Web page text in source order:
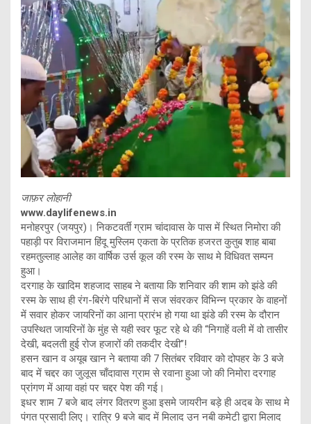
जाफ़र लोहानी
www.daylifenews.in
मनोहरपुर (जयपुर)। निकटवर्ती ग्राम चांदावास के पास में स्थित निमोरा की
पहाड़ी पर विराजमान हिंदू मुस्लिम एकता के प्रतिक हजरत कुतुब शाह बाबा
रहमतुल्लाह आलेह का वार्षिक उर्स कूल की रस्म के साथ मे विधिवत सम्पन
हुआ।
दरगाह के खादिम शहजाद साहब ने बताया कि शनिवार की शाम को झंडे की
रस्म के साथ ही रंग-बिरंगे परिधानों में सज संवरकर विभिन्न प्रकार के वाहनों
में सवार होकर जायरिनों का आना प्रारंभ हो गया था झंडे की रस्म के दौरान
उपस्थित जायरिनों के मुंह से यही स्वर फूट रहे थे की “निगाहें वली में वो तासीर
देखी, बदलती हुई रोज हजारों की तकदीर देखी”!
हसन खान व अयूब खान ने बताया की 7 सितंबर रविवार को दोपहर के 3 बजे
बाद में चद्दर का जुलूस चाँदावास ग्राम से रवाना हुआ जो की निमोरा दरगाह
प्रांगण में आया वहां पर चद्दर पेश की गई।
इधर शाम 7 बजे बाद लंगर वितरण हुआ इसमे जायरीन बड़े ही अदब के साथ मे
पंगत प्रसादी लिए। रात्रि 9 बजे बाद में मिलाद उन नबी कमेटी द्वारा मिलाद